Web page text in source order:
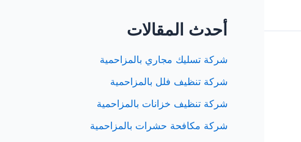
أحدث المقالات
شركة تسليك مجاري بالمزاحمية
شركة تنظيف فلل بالمزاحمية
شركة تنظيف خزانات بالمزاحمية
شركة مكافحة حشرات بالمزاحمية